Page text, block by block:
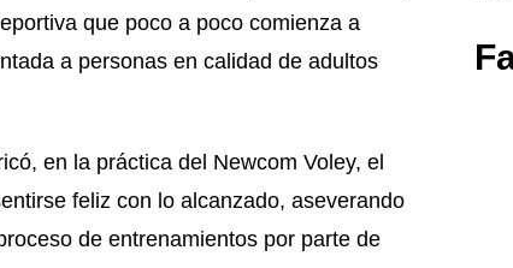
que poco a poco comienza a
a personas en calidad de adultos
en la práctica del Newcom Voley, el
feliz con lo alcanzado, aseverando
de entrenamientos por parte de